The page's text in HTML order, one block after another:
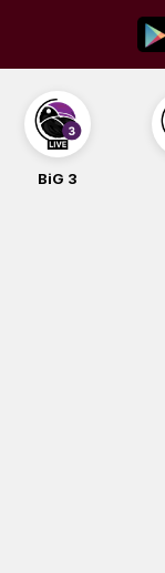
content
BiG 3